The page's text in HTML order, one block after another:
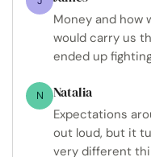
Money and how
would carry us
ended up
N Natalia
Expectations
out loud, but it
very different